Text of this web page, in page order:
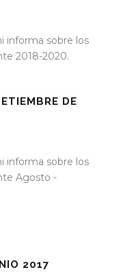
informa sobre los
2018-2020.
DE
informa sobre los
Agosto -
2017